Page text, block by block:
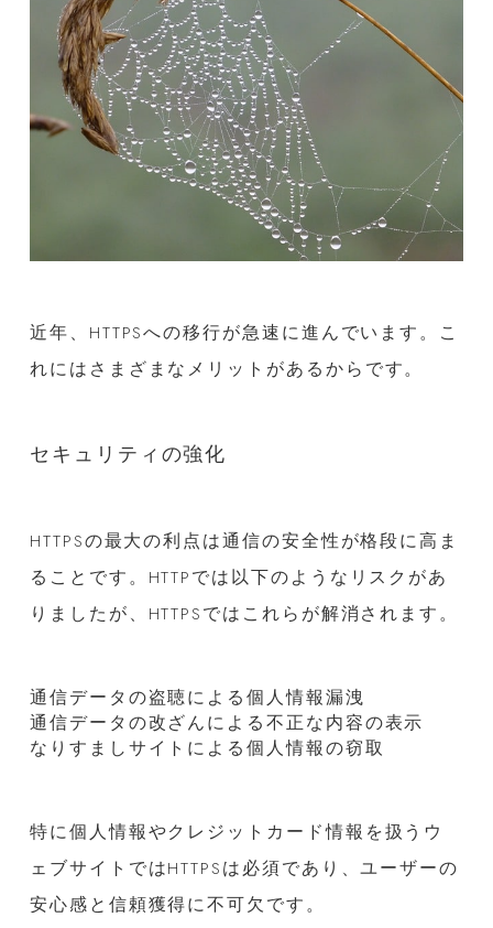
近年、HTTPSへの移行が急速に進んでいます。こ
れにはさまざまなメリットがあるからです。
セキュリティの強化
HTTPSの最大の利点は通信の安全性が格段に高ま
ることです。HTTPでは以下のようなリスクがあ
りましたが、HTTPSではこれらが解消されます。
通信データの盗聴による個人情報漏洩
通信データの改ざんによる不正な内容の表示
なりすましサイトによる個人情報の窃取
特に個人情報やクレジットカード情報を扱うウ
ェブサイトではHTTPSは必須であり、ユーザーの
安心感と信頼獲得に不可欠です。